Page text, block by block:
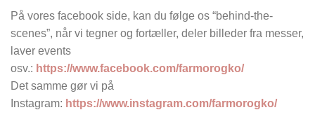
På vores facebook side, kan du følge os “behind-the-
scenes”, når vi tegner og fortæller, deler billeder fra messer,
laver events
osv.: https://www.facebook.com/farmorogko/
Det samme gør vi på
Instagram: https://www.instagram.com/farmorogko/